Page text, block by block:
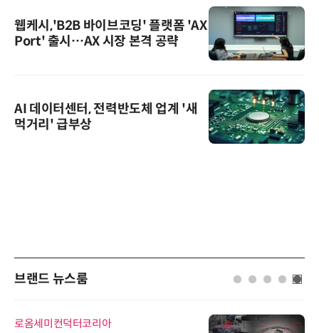
웹케시,'B2B 바이브코딩' 플랫폼 'AX
Port' 출시…AX 시장 본격 공략
AI 데이터센터, 전력반도체 업계 '새
먹거리' 급부상
브랜드 뉴스룸
로옴세미컨덕터코리아